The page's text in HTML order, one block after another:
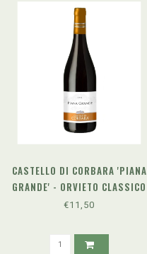
CASTELLO DI CORBARA 'PIANA
GRANDE' - ORVIETO CLASSICO
SUPERIORE DOC (2025)
€11,50